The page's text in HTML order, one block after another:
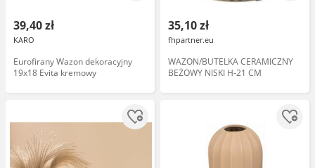
39,40 zł
KARO
Eurofirany Wazon dekoracyjny
19x18 Evita kremowy
35,10 zł
fhpartner.eu
WAZON/BUTELKA CERAMICZNY
BEŻOWY NISKI H-21 CM